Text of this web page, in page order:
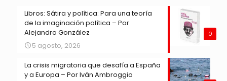
0
Libros: Sátira y política: Para una teoría
de la imaginación política – Por
Alejandra González
5 agosto, 2026
La crisis migratoria que desafía a España
y a Europa – Por Iván Ambroggio